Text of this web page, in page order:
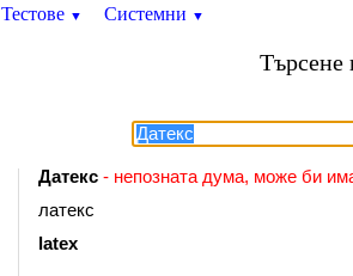
Тестове ▼ Системни ▼
Търсене
Датекс- непозната дума, може би
латекс
latex